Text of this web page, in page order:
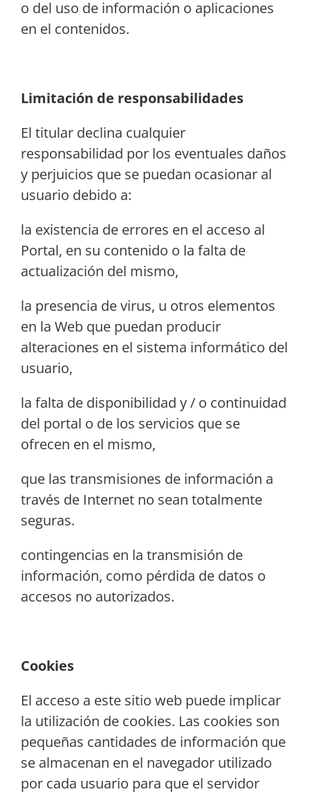
o del uso de información o aplicaciones
en el contenidos.
Limitación de responsabilidades
El titular declina cualquier
responsabilidad por los eventuales daños
y perjuicios que se puedan ocasionar al
usuario debido a:
la existencia de errores en el acceso al
Portal, en su contenido o la falta de
actualización del mismo,
la presencia de virus, u otros elementos
en la Web que puedan producir
alteraciones en el sistema informático del
usuario,
la falta de disponibilidad y / o continuidad
del portal o de los servicios que se
ofrecen en el mismo,
que las transmisiones de información a
través de Internet no sean totalmente
seguras.
contingencias en la transmisión de
información, como pérdida de datos o
accesos no autorizados.
Cookies
El acceso a este sitio web puede implicar
la utilización de cookies. Las cookies son
pequeñas cantidades de información que
se almacenan en el navegador utilizado
por cada usuario para que el servidor